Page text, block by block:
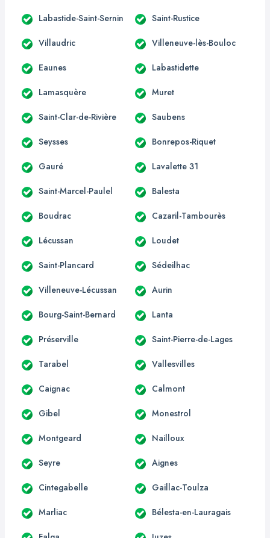
Labastide-Saint-Sernin Saint-Rustice
Villaudric Villeneuve-lès-Bouloc
Eaunes Labastidette
Lamasquère Muret
Saint-Clar-de-Rivière Saubens
Seysses Bonrepos-Riquet
Gauré Lavalette 31
Saint-Marcel-Paulel Balesta
Boudrac Cazaril-Tambourès
Lécussan Loudet
Saint-Plancard Sédeilhac
Villeneuve-Lécussan Aurin
Bourg-Saint-Bernard Lanta
Préserville Saint-Pierre-de-Lages
Tarabel Vallesvilles
Caignac Calmont
Gibel Monestrol
Montgeard Nailloux
Seyre Aignes
Cintegabelle Gaillac-Toulza
Marliac Bélesta-en-Lauragais